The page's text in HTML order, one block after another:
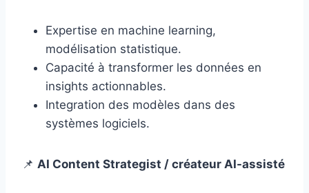
Expertise en machine learning,
modélisation statistique.
Capacité à transformer les données en
insights actionnables.
Integration des modèles dans des
systèmes logiciels.
📌 AI Content Strategist / créateur AI-assisté